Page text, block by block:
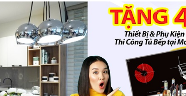
hợp lò vi sónglà lựa chọn tối ưu cho nhà